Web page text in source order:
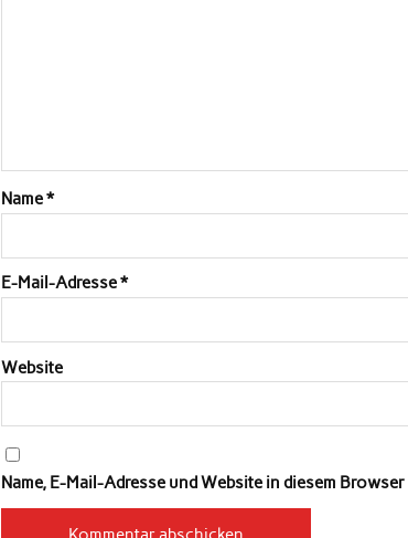
Name*
E-Mail-Adresse*
Website
Name, E-Mail-Adresse und Website in diesem